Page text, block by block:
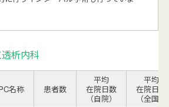
析内科
名称 患者数
平均
在院日数
（自院）
平均
在院日数
（全国）